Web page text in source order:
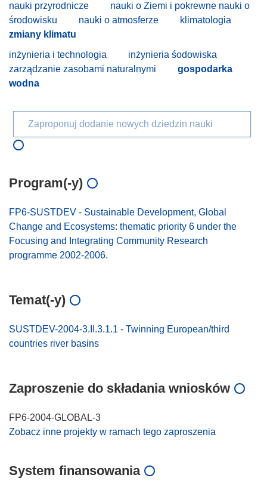
nauki przyrodnicze
nauki o Ziemi i pokrewne nauki o
środowisku
nauki o atmosferze
klimatologia
zmiany klimatu
inżynieria i technologia
inżynieria śodowiska
zarządzanie zasobami naturalnymi
gospodarka
wodna
Zaproponuj dodanie nowych dziedzin nauki
Program(-y)
FP6-SUSTDEV - Sustainable Development, Global
Change and Ecosystems: thematic priority 6 under the
Focusing and Integrating Community Research
programme 2002-2006.
Temat(-y)
SUSTDEV-2004-3.II.3.1.1 - Twinning European/third
countries river basins
Zaproszenie do składania wniosków
FP6-2004-GLOBAL-3
Zobacz inne projekty w ramach tego zaproszenia
System finansowania